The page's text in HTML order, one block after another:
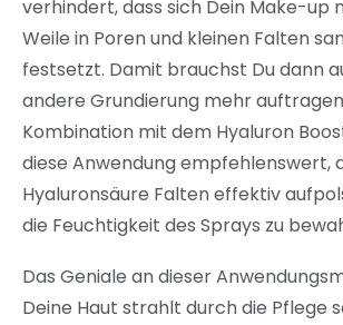
verhindert, dass sich Dein Make-up
Weile in Poren und kleinen Falten
festsetzt. Damit brauchst Du dann
andere Grundierung mehr
Kombination mit dem Hyaluron
diese Anwendung empfehlenswert,
Hyaluronsäure Falten effektiv
die Feuchtigkeit des Sprays zu
Das Geniale an dieser
Deine Haut strahlt durch die Pflege